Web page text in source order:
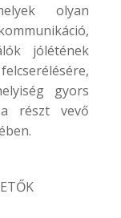
olyan
jólétének
gyors
részt vevő